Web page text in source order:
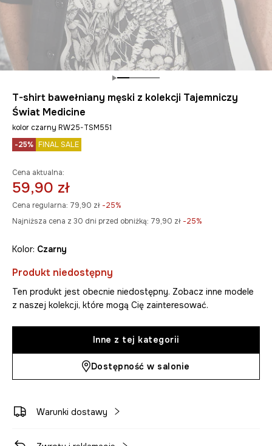
T-shirt bawełniany męski z kolekcji Tajemniczy
Świat Medicine
kolor czarny RW25-TSM551
-25% FINAL SALE
Cena aktualna:
59,90 zł
Cena regularna: 79,90 zł -25%
Najniższa cena z 30 dni przed obniżką: 79,90 zł -25%
Kolor: czarny
Produkt niedostępny
Ten produkt jest obecnie niedostępny. Zobacz inne modele
z naszej kolekcji, które mogą Cię zainteresować.
Inne z tej kategorii
Dostępność w salonie
Warunki dostawy